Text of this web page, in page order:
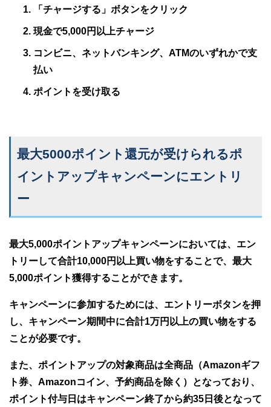
「チャージする」ボタンをクリック
現金で5,000円以上チャージ
コンビニ、ネットバンキング、ATMのいずれかで支
払い
ポイントを受け取る
最大5000ポイント還元が受けられるポ
イントアップキャンペーンにエントリ
ー
最大5,000ポイントアップキャンペーンにおいては、エン
トリーして合計10,000円以上買い物をすることで、最大
5,000ポイント獲得することができます。
キャンペーンに参加するためには、エントリーボタンを押
し、キャンペーン期間中に合計1万円以上の買い物をする
ことが必要です。
また、ポイントアップの対象商品は全商品（Amazonギフ
ト券、Amazonコイン、予約商品を除く）となっており、
ポイント付与日はキャンペーン終了から約35日後となって